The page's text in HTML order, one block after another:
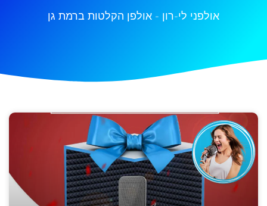
אולפני לי-רון - אולפן הקלטות ברמת גן